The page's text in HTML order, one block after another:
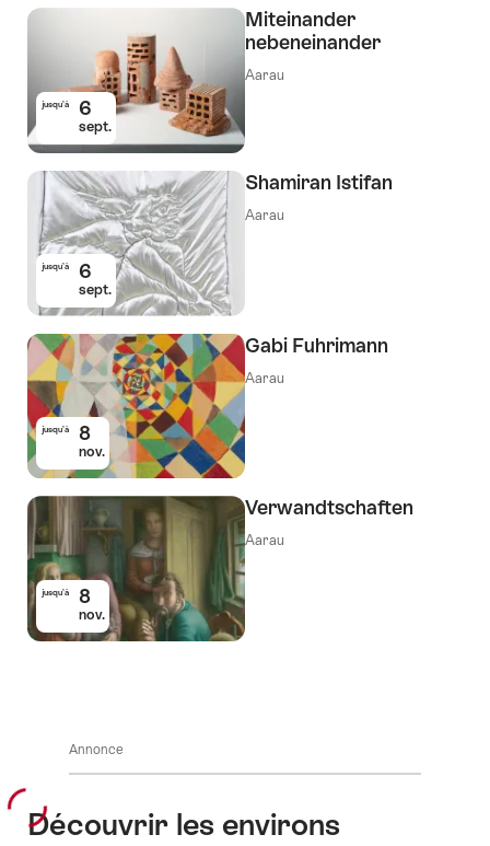
jusqu’à 6
sept.
Miteinander
nebeneinander
Aarau
jusqu’à 6
sept.
Shamiran Istifan
Aarau
jusqu’à 8
nov.
Gabi Fuhrimann
Aarau
jusqu’à 8
nov.
Verwandtschaften
Aarau
Annonce
Découvrir les environs